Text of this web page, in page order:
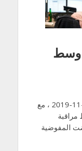
وسط
تراجعت تداولات الاسهم الاوروبية 08-11-2019 ، مع
المفوضية